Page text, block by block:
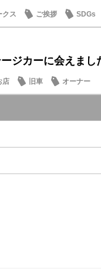
クス ご挨拶 SDGs
ジカーに会えまし
店 旧車 オーナー